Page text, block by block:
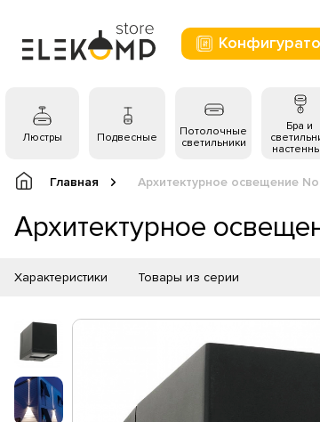
Люстры Подвесные
Потолочные
светильники
Бра и
Главная Архитектурное освещение
Архитектурное
Характеристики Товары из серии